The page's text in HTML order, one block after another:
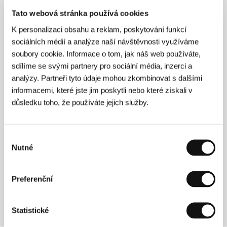
Tato webová stránka používá cookies
K personalizaci obsahu a reklam, poskytování funkcí
sociálních médií a analýze naší návštěvnosti využíváme
soubory cookie. Informace o tom, jak náš web používáte,
sdílíme se svými partnery pro sociální média, inzerci a
analýzy. Partneři tyto údaje mohou zkombinovat s dalšími
informacemi, které jste jim poskytli nebo které získali v
důsledku toho, že používáte jejich služby.
souhlasu
Nutné
Preferenční
Statistické
(Czerwony pająk)
Režie: Marcin Koszałka / Polsko, Česká republika,
Slovenská republika, 2015, 90 min
Sekce:Hlavní soutěž
Chemo
(Chemia)
Režie: Bartek Prokopowicz / Polsko, 2015, 105 min
Soutěž Na východ od Západu
(KROM)
Sekce:Soutěž Na východ od Západu